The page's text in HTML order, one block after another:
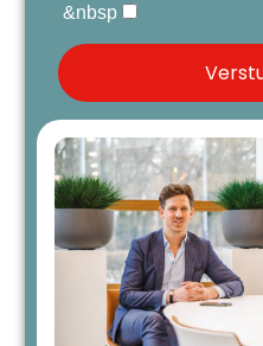
&nbsp